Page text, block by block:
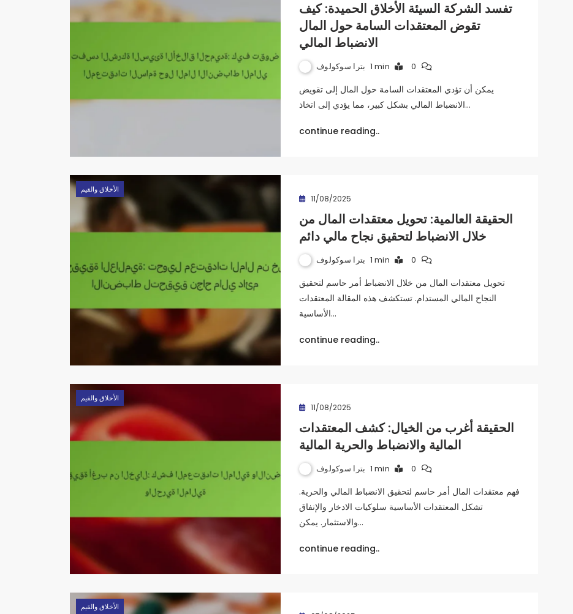
تفسد الشركة السيئة الأخلاق الحميدة: كيف
تقوض المعتقدات السامة حول المال
الانضباط المالي
بترا سوكولوف 1 min 0
يمكن أن تؤدي المعتقدات السامة حول المال إلى تقويض
الانضباط المالي بشكل كبير، مما يؤدي إلى اتخاذ…
continue reading..
الأخلاق والقيم
11/08/2025
الحقيقة العالمية: تحويل معتقدات المال من
خلال الانضباط لتحقيق نجاح مالي دائم
بترا سوكولوف 1 min 0
تحويل معتقدات المال من خلال الانضباط أمر حاسم لتحقيق
النجاح المالي المستدام. تستكشف هذه المقالة المعتقدات
الأساسية…
continue reading..
الأخلاق والقيم
11/08/2025
الحقيقة أغرب من الخيال: كشف المعتقدات
المالية والانضباط والحرية المالية
بترا سوكولوف 1 min 0
فهم معتقدات المال أمر حاسم لتحقيق الانضباط المالي والحرية.
تشكل المعتقدات الأساسية سلوكيات الادخار والإنفاق
والاستثمار. يمكن…
continue reading..
الأخلاق والقيم